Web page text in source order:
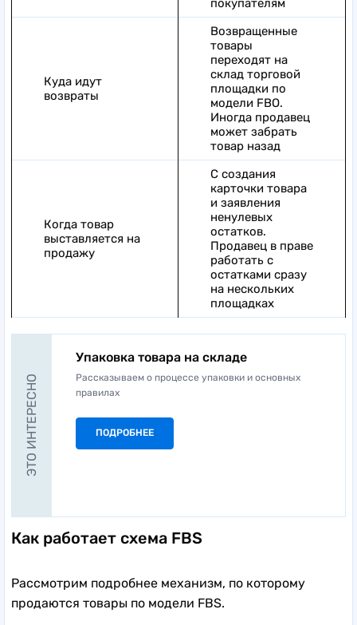
покупателям
Куда идут
возвраты
Возвращенные
товары
переходят на
склад торговой
площадки по
модели FBO.
Иногда продавец
может забрать
товар назад
Когда товар
выставляется на
продажу
С создания
карточки товара
и заявления
ненулевых
остатков.
Продавец в праве
работать с
остатками сразу
на нескольких
площадках
ЭТО ИНТЕРЕСНО
Упаковка товара на складе
Рассказываем о процессе упаковки и основных
правилах
ПОДРОБНЕЕ
Как работает схема FBS
Рассмотрим подробнее механизм, по которому
продаются товары по модели FBS.